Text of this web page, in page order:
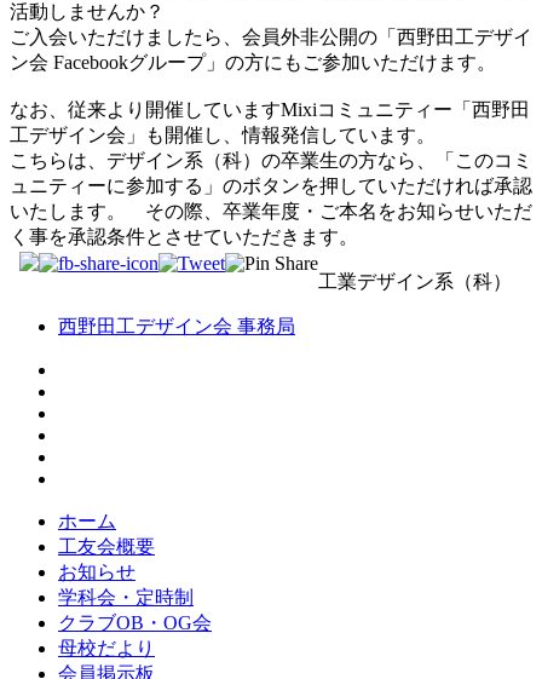
活動しませんか？
ご入会いただけましたら、会員外非公開の「西野田工デザイ
ン会 Facebookグループ」の方にもご参加いただけます。
なお、従来より開催していますMixiコミュニティー「西野田
工デザイン会」も開催し、情報発信しています。
こちらは、デザイン系（科）の卒業生の方なら、「このコミ
ュニティーに参加する」のボタンを押していただければ承認
いたします。 その際、卒業年度・ご本名をお知らせいただ
く事を承認条件とさせていただきます。
工業デザイン系（科）
西野田工デザイン会 事務局
ホーム
工友会概要
お知らせ
学科会・定時制
クラブOB・OG会
母校だより
会員掲示板